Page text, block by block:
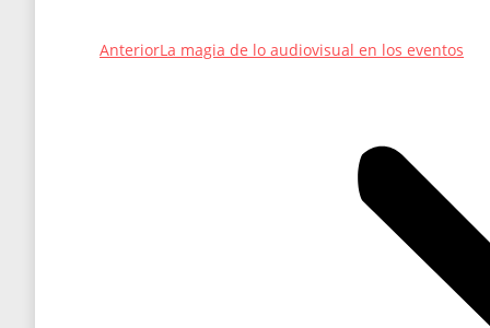
AnteriorEntrada
La magia de lo audiovisual en los eventos